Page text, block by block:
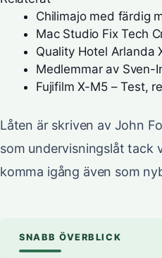
Chilimajo med färdig
Mac Studio Fix Tech
Quality Hotel Arlanda
Medlemmar av Sven-
Fujifilm X-M5 – Test,
Låten är skriven av John
som undervisningslåt tack
komma igång även som
SNABB ÖVERBLICK